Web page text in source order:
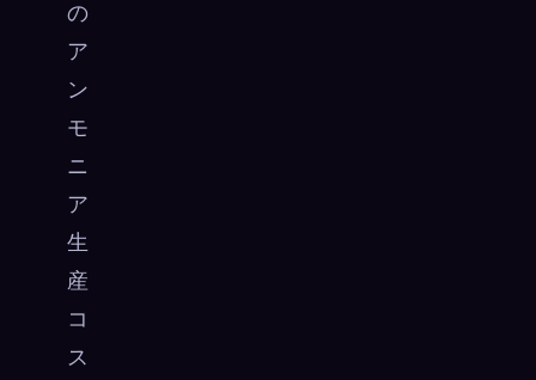
の
ア
ン
モ
ニ
ア
生
産
コ
ス